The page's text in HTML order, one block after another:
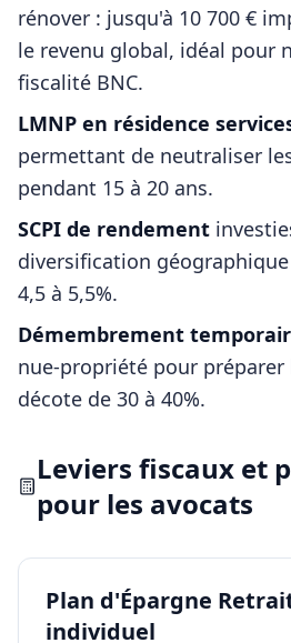
rénover : jusqu'à 10 700 €
le revenu global, idéal pour
fiscalité BNC.
LMNP en résidence
permettant de neutraliser
pendant 15 à 20 ans.
SCPI de rendement
diversification
4,5 à 5,5%.
Démembrement
nue-propriété pour
décote de 30 à 40%.
Leviers fiscaux et
pour les avocats
Plan d'Épargne
individuel